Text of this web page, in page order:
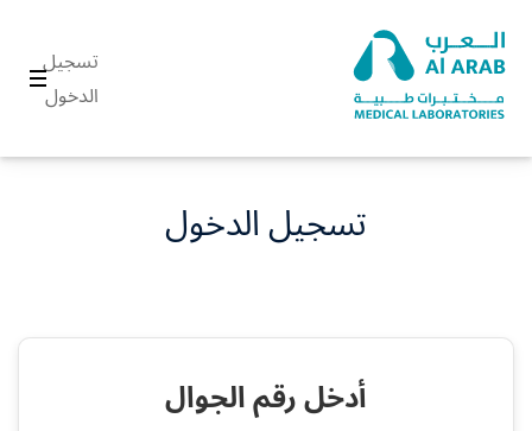
تسجيل
الدخول
تسجيل الدخول
أدخل رقم الجوال